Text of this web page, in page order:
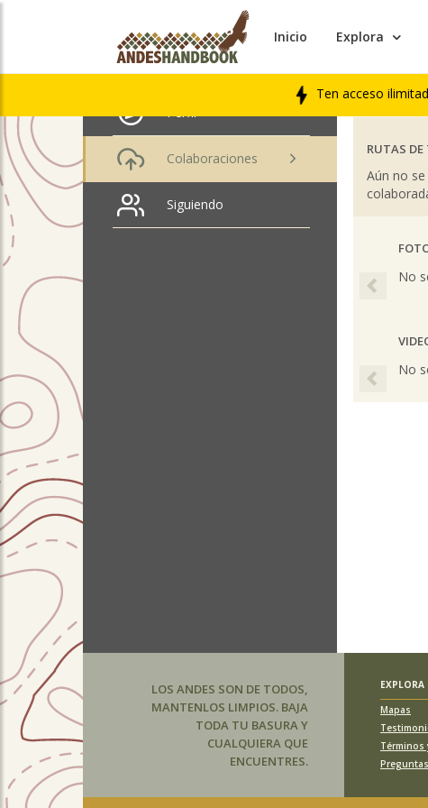
Inicio Explora
Ten acceso
Bruno Durán
Perfil
Colaboraciones
Siguiendo
ÚLTIMAS
LIBROS
RUTAS DE
Aún no
No
No
LOS ANDES SON DE TODOS,
MANTENLOS LIMPIOS. BAJA
TODA TU BASURA Y
CUALQUIERA QUE
ENCUENTRES.
EXPLORA
Mapas
Términos